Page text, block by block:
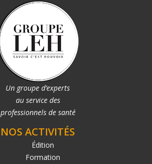
Un groupe d’experts
au service des
professionnels de santé
NOS ACTIVITÉS
Édition
Formation